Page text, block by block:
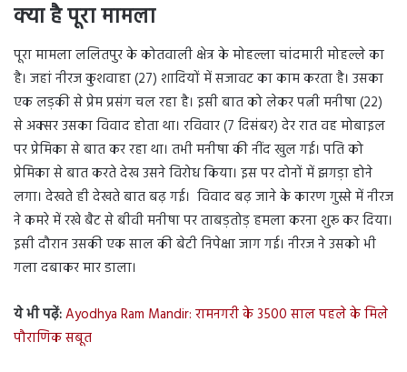
क्या है पूरा मामला
पूरा मामला ललितपुर के कोतवाली क्षेत्र के मोहल्ला चांदमारी मोहल्ले का
है। जहां नीरज कुशवाहा (27) शादियों में सजावट का काम करता है। उसका
एक लड़की से प्रेम प्रसंग चल रहा है। इसी बात को लेकर पत्नी मनीषा (22)
से अक्सर उसका विवाद होता था। रविवार (7 दिसंबर) देर रात वह मोबाइल
पर प्रेमिका से बात कर रहा था। तभी मनीषा की नींद खुल गई। पति को
प्रेमिका से बात करते देख उसने विरोध किया। इस पर दोनों में झगड़ा होने
लगा। देखते ही देखते बात बढ़ गई। विवाद बढ़ जाने के कारण गुस्से में नीरज
ने कमरे में रखे बैट से बीवी मनीषा पर ताबड़तोड़ हमला करना शुरू कर दिया।
इसी दौरान उसकी एक साल की बेटी निपेक्षा जाग गई। नीरज ने उसको भी
गला दबाकर मार डाला।
ये भी पढ़ें:Ayodhya Ram Mandir: रामनगरी के 3500 साल पहले के मिले
पौराणिक सबूत